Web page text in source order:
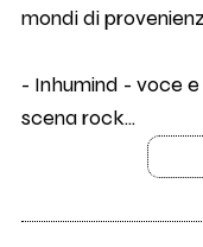
mondi di
- Inhumind - voce
scena rock...